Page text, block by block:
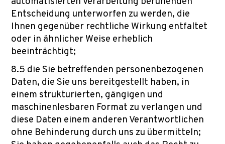
Entscheidung unterworfen zu werden, die
Ihnen gegenüber rechtliche Wirkung entfaltet
oder in ähnlicher Weise erheblich
beeinträchtigt;
8.5 die Sie betreffenden personenbezogenen
Daten, die Sie uns bereitgestellt haben, in
einem strukturierten, gängigen und
maschinenlesbaren Format zu verlangen und
diese Daten einem anderen Verantwortlichen
ohne Behinderung durch uns zu übermitteln;